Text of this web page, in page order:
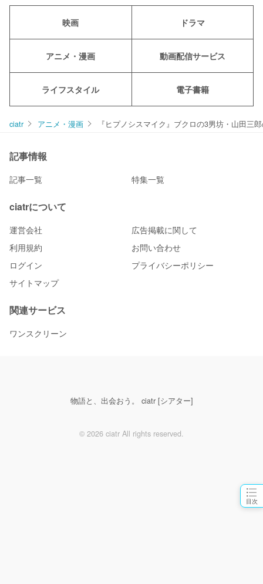
目次
映画 ドラマ
アニメ・漫画 動画配信サービス
ライフスタイル 電子書籍
ciatr アニメ・漫画 『ヒプノシスマイク』ブクロの3男坊・山田三
記事情報
記事一覧 特集一覧
ciatrについて
運営会社
広告掲載に関して
利用規約
お問い合わせ
ログイン
プライバシーポリシー
サイトマップ
関連サービス
ワンスクリーン
物語と、出会おう。 ciatr [シアター]
© 2026 ciatr All rights reserved.